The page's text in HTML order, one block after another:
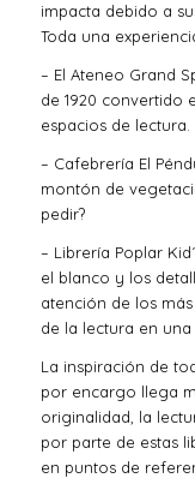
impacta debido a
Toda una
– El Ateneo Grand
de 1920 convertido
espacios de lectura.
– Cafebrería El
montón de
pedir?
– Librería Poplar
el blanco y los
atención de los
de la lectura en
La inspiración de
por encargo llega
originalidad, la
por parte de estas
en puntos de